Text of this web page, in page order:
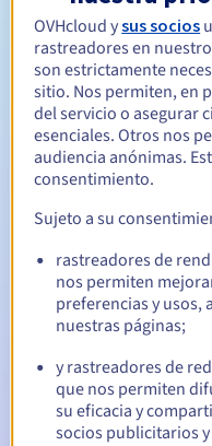
Período de renovación
Período de redención
Notificaciones
Emails de aviso:60, 30,
vencimiento
Email el día del
del nombre de dominio
Email tras el periodo
notificar la eliminación
OVHcloud ysus socios
rastreadores en
son estrictamente
sitio. Nos permiten, en
del servicio o asegurar
esenciales. Otros nos
audiencia anónimas.
consentimiento.
Sujeto a su
rastreadores de
nos permiten
preferencias y usos,
nuestras páginas;
y rastreadores de
que nos permiten
su eficacia y
socios publicitarios